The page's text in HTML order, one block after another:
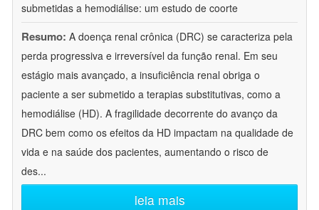
submetidas a hemodiálise: um estudo de coorte
Resumo: A doença renal crônica (DRC) se caracteriza pela
perda progressiva e irreversível da função renal. Em seu
estágio mais avançado, a insuficiência renal obriga o
paciente a ser submetido a terapias substitutivas, como a
hemodiálise (HD). A fragilidade decorrente do avanço da
DRC bem como os efeitos da HD impactam na qualidade de
vida e na saúde dos pacientes, aumentando o risco de
des...
leia mais